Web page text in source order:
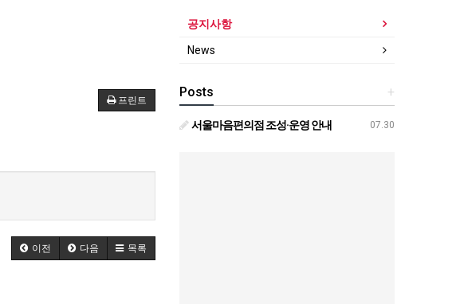
프린트
이전 다음 목록
공지사항
News
+
Posts
07.30
서울마음편의점 조성·운영 안내